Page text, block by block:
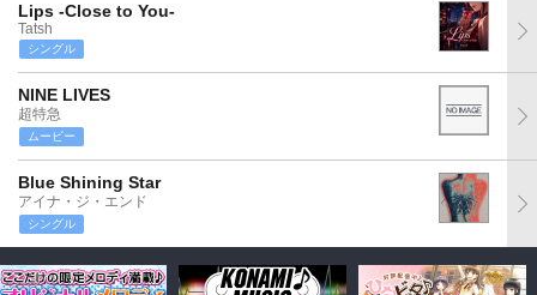
Lips -Close to You-
Tatsh
シングル
NINE LIVES
超特急
ムービー
Blue Shining Star
アイナ・ジ・エンド
シングル